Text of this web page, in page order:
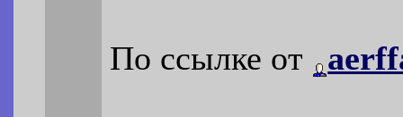
По ссылке от